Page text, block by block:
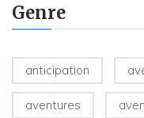
Genre
anticipation
aventures